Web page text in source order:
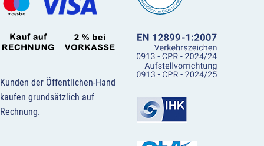
Kunden der Öffentlichen-Hand
kaufen grundsätzlich auf
Rechnung.